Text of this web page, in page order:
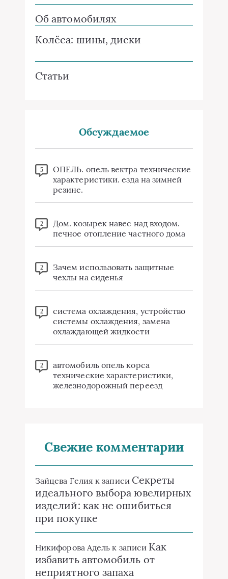
Об автомобилях
Колёса: шины, диски
Статьи
Обсуждаемое
5
ОПЕЛЬ. опель вектра технические
характеристики. езда на зимней
резине.
2
Дом. козырек навес над входом.
печное отопление частного дома
2
Зачем использовать защитные
чехлы на сиденья
2
система охлаждения, устройство
системы охлаждения, замена
охлаждающей жидкости
2
автомобиль опель корса
технические характеристики,
железнодорожный переезд
Свежие комментарии
Зайцева Гелия к записи Секреты
идеального выбора ювелирных
изделий: как не ошибиться
при покупке
Никифорова Адель к записи Как
избавить автомобиль от
неприятного запаха